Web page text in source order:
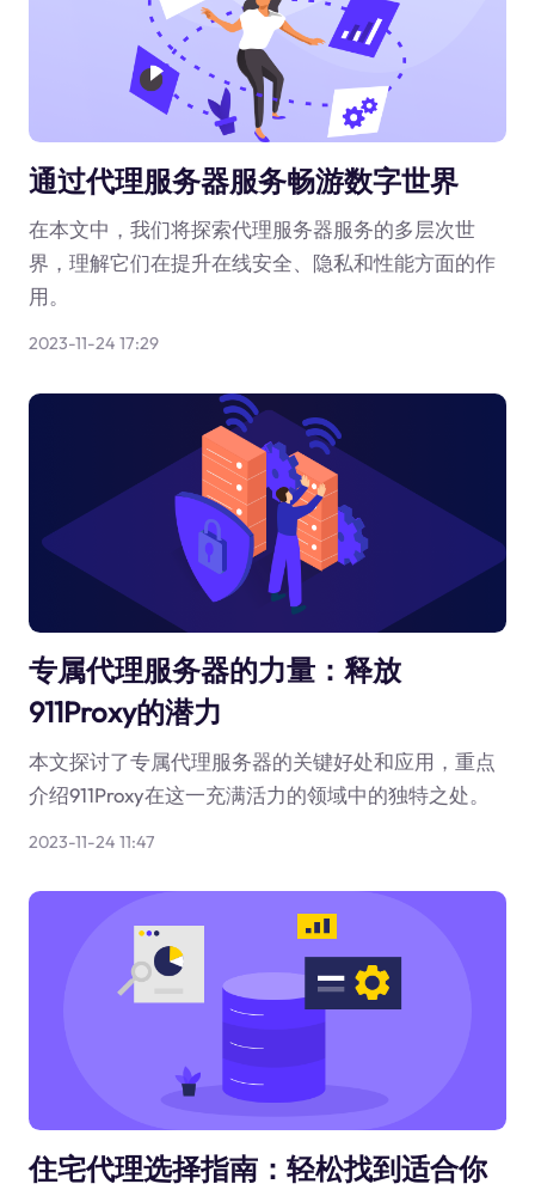
通过代理服务器服务畅游数字世界
在本文中，我们将探索代理服务器服务的多层次世
界，理解它们在提升在线安全、隐私和性能方面的作
用。
2023-11-24 17:29
专属代理服务器的力量：释放
911Proxy的潜力
本文探讨了专属代理服务器的关键好处和应用，重点
介绍911Proxy在这一充满活力的领域中的独特之处。
2023-11-24 11:47
住宅代理选择指南：轻松找到适合你